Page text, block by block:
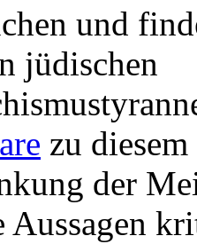
und
jüdischen
zu
der
Aussagen